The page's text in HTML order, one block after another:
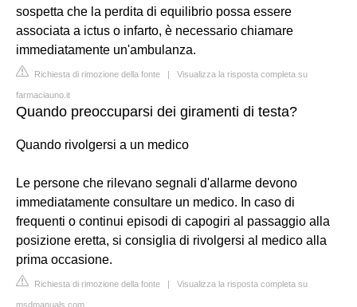
sospetta che la perdita di equilibrio possa essere
associata a ictus o infarto, è necessario chiamare
immediatamente un'ambulanza.
Richiesta di rimozione della fonte | Visualizza la risposta completa su
farmaciauno.it
Quando preoccuparsi dei giramenti di testa?
Quando rivolgersi a un medico
Le persone che rilevano segnali d'allarme devono
immediatamente consultare un medico. In caso di
frequenti o continui episodi di capogiri al passaggio alla
posizione eretta, si consiglia di rivolgersi al medico alla
prima occasione.
Richiesta di rimozione della fonte | Visualizza la risposta completa su
msdmanuals.com